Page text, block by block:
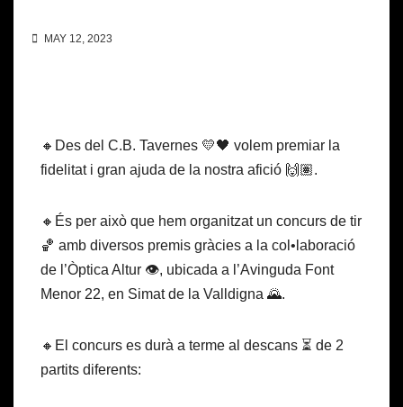
MAY 12, 2023
🔸Des del C.B. Tavernes 💛🖤 volem premiar la
fidelitat i gran ajuda de la nostra afició 🙌🏽.
🔸És per això que hem organitzat un concurs de tir
🏀 amb diversos premis gràcies a la col•laboració
de l’Òptica Altur 👁️, ubicada a l’Avinguda Font
Menor 22, en Simat de la Valldigna 🌄.
🔸El concurs es durà a terme al descans ⏳ de 2
partits diferents: